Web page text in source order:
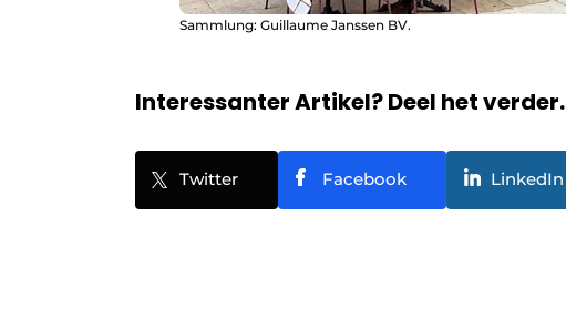
Sammlung: Guillaume Janssen BV.
Interessanter Artikel? Deel het verder.
Twitter Facebook LinkedIn